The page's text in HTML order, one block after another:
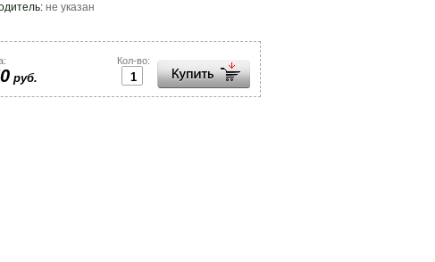
не указан
Кол-во:
руб.